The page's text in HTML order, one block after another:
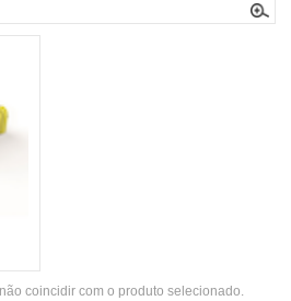
coincidir com o produto selecionado.